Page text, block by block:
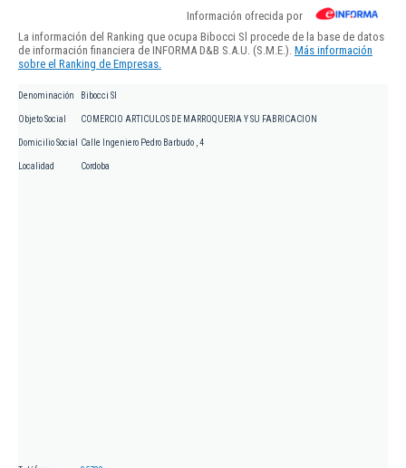
Información ofrecida por
La información del Ranking que ocupa Bibocci Sl procede de la base de datos
de información financiera de INFORMA D&B S.A.U. (S.M.E.). Más información
sobre el Ranking de Empresas.
Denominación Bibocci Sl
Objeto Social COMERCIO ARTICULOS DE MARROQUERIA Y SU FABRICACION
Domicilio Social Calle Ingeniero Pedro Barbudo , 4
Localidad Cordoba